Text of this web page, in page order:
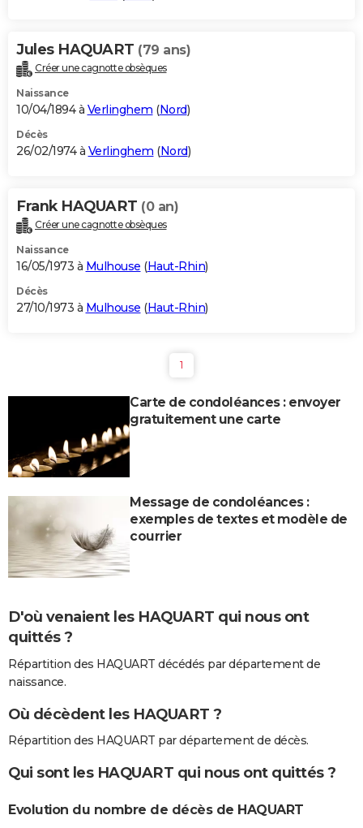
Jules HAQUART (79 ans)
Créer une cagnotte obsèques
Naissance
10/04/1894 à Verlinghem (Nord)
Décès
26/02/1974 à Verlinghem (Nord)
Frank HAQUART (0 an)
Créer une cagnotte obsèques
Naissance
16/05/1973 à Mulhouse (Haut-Rhin)
Décès
27/10/1973 à Mulhouse (Haut-Rhin)
1
Carte de condoléances : envoyer
gratuitement une carte
Message de condoléances :
exemples de textes et modèle de
courrier
D'où venaient les HAQUART qui nous ont
quittés ?
Répartition des HAQUART décédés par département de
naissance.
Où décèdent les HAQUART ?
Répartition des HAQUART par département de décès.
Qui sont les HAQUART qui nous ont quittés ?
Evolution du nombre de décès de HAQUART